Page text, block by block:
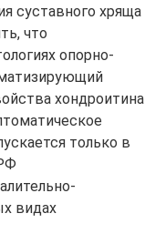
суставного хряща
что
опорно-
хондроитина
только в
видах